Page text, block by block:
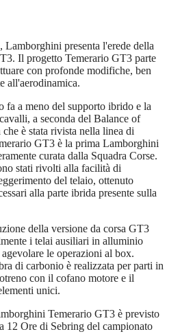
presenta l'erede della
Il progetto Temerario GT3 parte
con profonde modifiche, ben
all'aerodinamica.
a meno del supporto ibrido e la
a seconda del Balance of
è stata rivista nella linea di
GT3 è la prima Lamborghini
curata dalla Squadra Corse.
stati rivolti alla facilità di
del telaio, ottenuto
alla parte ibrida presente sulla
della versione da corsa GT3
i telai ausiliari in alluminio
le operazioni al box.
di carbonio è realizzata per parti in
con il cofano motore e il
unici.
Temerario GT3 è previsto
12 Ore di Sebring del campionato